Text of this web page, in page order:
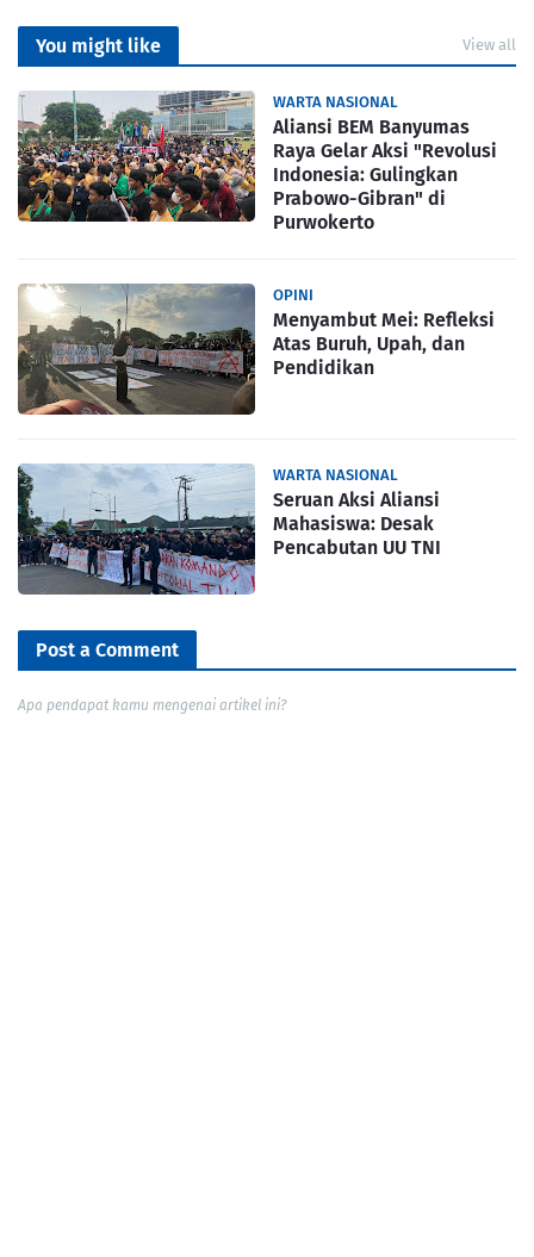
You might like View all
WARTA NASIONAL
Aliansi BEM Banyumas
Raya Gelar Aksi "Revolusi
Indonesia: Gulingkan
Prabowo-Gibran" di
Purwokerto
OPINI
Menyambut Mei: Refleksi
Atas Buruh, Upah, dan
Pendidikan
WARTA NASIONAL
Seruan Aksi Aliansi
Mahasiswa: Desak
Pencabutan UU TNI
Post a Comment
Apa pendapat kamu mengenai artikel ini?